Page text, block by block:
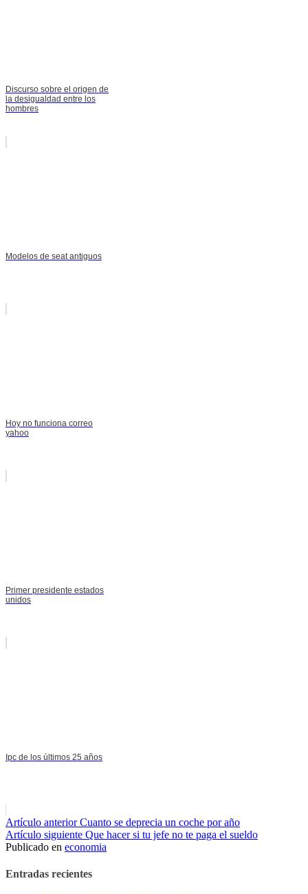
Discurso sobre el origen de
la desigualdad entre los
hombres
Modelos de seat antiguos
Hoy no funciona correo
yahoo
Primer presidente estados
unidos
Ipc de los últimos 25 años
Seguir
leyendo
Artículo anteriorCuanto se deprecia un coche por año
Artículo siguiente Que hacer si tu jefe no te paga el sueldo
Publicado en economia
Entradas recientes